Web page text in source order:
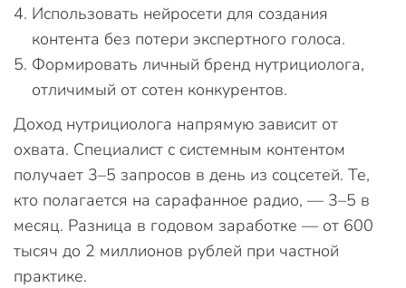
Использовать нейросети для создания
контента без потери экспертного голоса.
Формировать личный бренд нутрициолога,
отличимый от сотен конкурентов.
Доход нутрициолога напрямую зависит от
охвата. Специалист с системным контентом
получает 3–5 запросов в день из соцсетей. Те,
кто полагается на сарафанное радио, — 3–5 в
месяц. Разница в годовом заработке — от 600
тысяч до 2 миллионов рублей при частной
практике.